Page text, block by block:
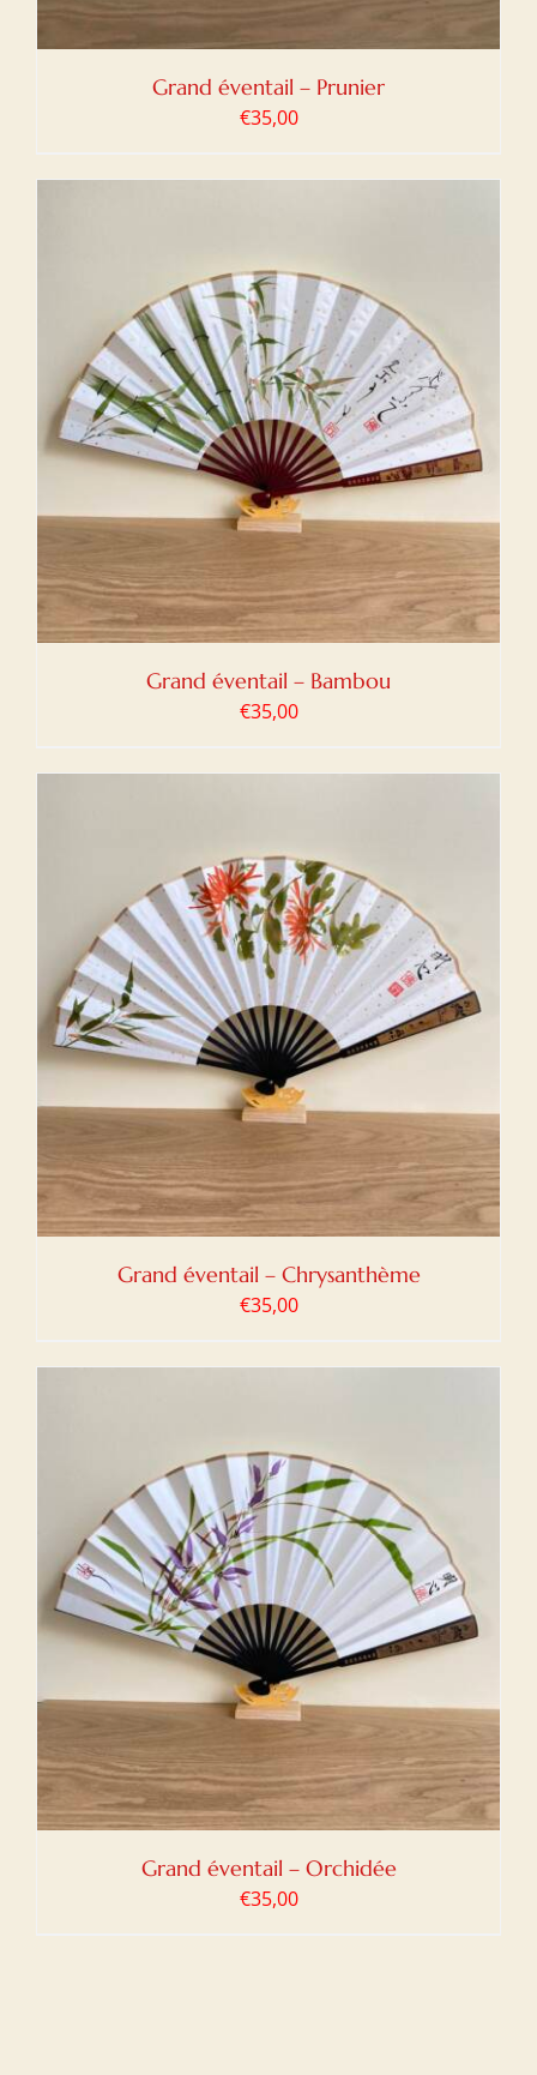
Grand éventail – Prunier
€35,00
Grand éventail – Bambou
€35,00
Grand éventail – Chrysanthème
€35,00
Grand éventail – Orchidée
€35,00